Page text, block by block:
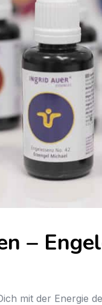
–
mit der Energie